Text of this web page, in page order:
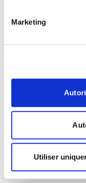
Marketing
Utiliser